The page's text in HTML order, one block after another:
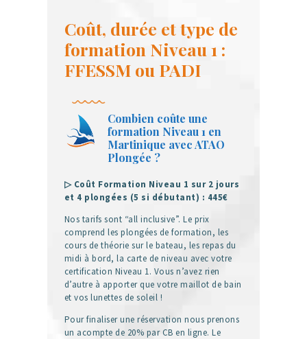
Coût, durée et type de
formation Niveau 1 :
FFESSM ou PADI
Combien coûte une
formation Niveau 1 en
Martinique avec ATAO
Plongée ?
▷ Coût Formation Niveau 1 sur 2 jours
et 4 plongées (5 si débutant) : 445€
Nos tarifs sont “all inclusive”. Le prix
comprend les plongées de formation, les
cours de théorie sur le bateau, les repas du
midi à bord, la carte de niveau avec votre
certification Niveau 1. Vous n’avez rien
d’autre à apporter que votre maillot de bain
et vos lunettes de soleil !
Pour finaliser une réservation nous prenons
un acompte de 20% par CB en ligne. Le